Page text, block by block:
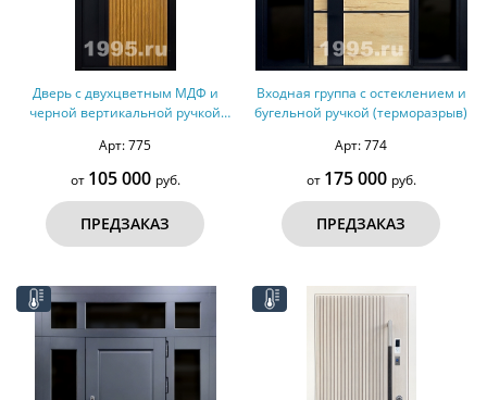
Дверь с двухцветным МДФ и
черной вертикальной ручкой
Арт: 775
от 105 000 руб.
ПРЕДЗАКАЗ
Входная группа с остеклением и
бугельной ручкой (терморазрыв)
Арт: 774
от 175 000 руб.
ПРЕДЗАКАЗ